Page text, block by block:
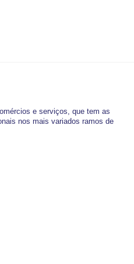
e serviços, que tem as
nos mais variados ramos de